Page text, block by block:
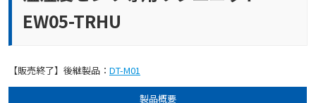
EW05-TRHU
【販売終了】後継製品： DT-M01
製品概要